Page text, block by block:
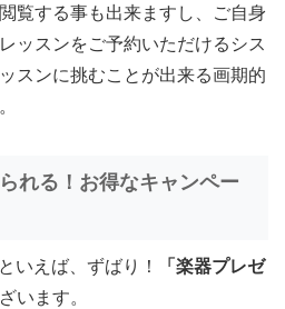
覧する事も出来ますし、ご自身
ッスンをご予約いただけるシス
スンに挑むことが出来る画期的
れる！お得なキャンペー
いえば、ずばり！
「楽器プレゼ
います。